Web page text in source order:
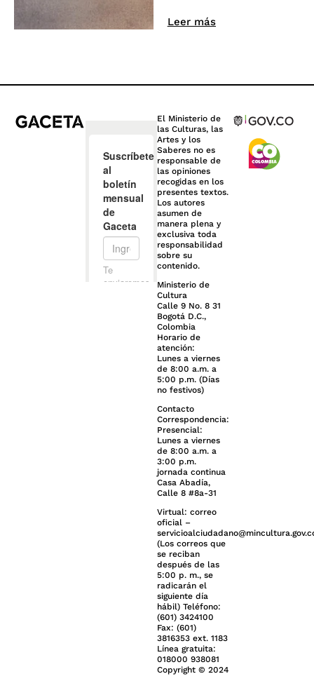
Leer más
El Ministerio de
las Culturas, las
Artes y los
Saberes no es
responsable de
las opiniones
recogidas en los
presentes textos.
Los autores
asumen de
manera plena y
exclusiva toda
responsabilidad
sobre su
contenido.
Ministerio de
Cultura
Calle 9 No. 8 31
Bogotá D.C.,
Colombia
Horario de
atención:
Lunes a viernes
de 8:00 a.m. a
5:00 p.m. (Días
no festivos)
Contacto
Correspondencia:
Presencial:
Lunes a viernes
de 8:00 a.m. a
3:00 p.m.
jornada continua
Casa Abadía,
Calle 8 #8a-31
Virtual: correo
oficial –
(Los correos que
se reciban
después de las
5:00 p. m., se
radicarán el
siguiente día
hábil) Teléfono:
(601) 3424100
Fax: (601)
3816353 ext. 1183
Línea gratuita:
018000 938081
Copyright © 2024